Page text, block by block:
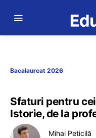
Bacalaureat 2026
Sfaturi pentru
Istorie, de la
Mihai Peticilă